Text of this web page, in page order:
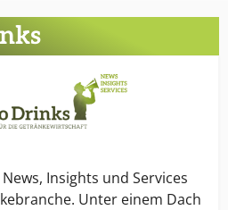
Insights und Services
Unter einem Dach